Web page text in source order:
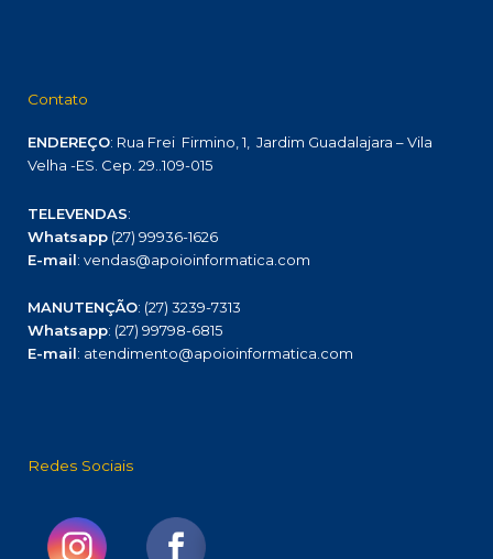
Contato
ENDEREÇO: Rua Frei Firmino, 1, Jardim Guadalajara – Vila
Velha -ES. Cep. 29..109-015
TELEVENDAS:
Whatsapp (27) 99936-1626
E-mail: vendas@apoioinformatica.com
MANUTENÇÃO: (27) 3239-7313
Whatsapp: (27) 99798-6815
E-mail: atendimento@apoioinformatica.com
Redes Sociais